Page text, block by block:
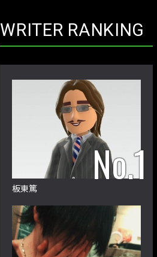
WRITER RANKING
板東篤